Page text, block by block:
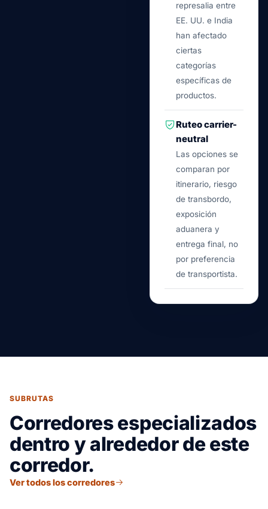
represalia entre
EE. UU. e India
han afectado
ciertas
categorías
específicas de
productos.
Ruteo carrier-
neutral
Las opciones se
comparan por
itinerario, riesgo
de transbordo,
exposición
aduanera y
entrega final, no
por preferencia
de transportista.
SUBRUTAS
Corredores especializados
dentro y alrededor de este
corredor.
Ver todos los corredores